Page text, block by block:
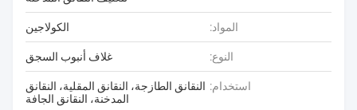
المواد: الكولاجين
النوع: غلاف أنبوب السجق
استخدام: النقانق الطازجة، النقانق المقلية، النقانق
المدخنة، النقانق الجافة